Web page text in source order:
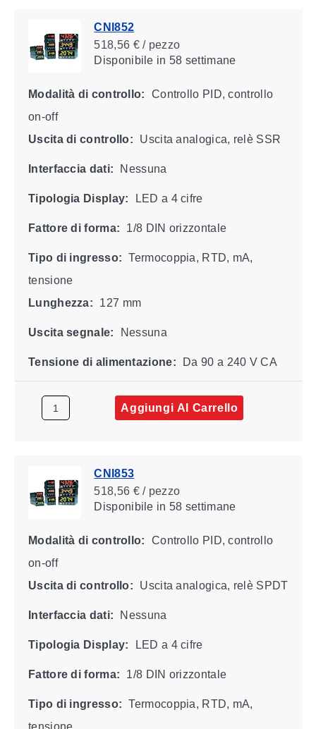
CNI852
518,56 € / pezzo
Disponibile in 58 settimane
Modalità di controllo:
Controllo PID, controllo
on-off
Uscita di controllo:
Uscita analogica, relè SSR
Interfaccia dati: Nessuna
Tipologia Display: LED a 4 cifre
Fattore di forma: 1/8 DIN orizzontale
Tipo di ingresso: Termocoppia, RTD, mA,
tensione
Lunghezza:
127 mm
Uscita segnale: Nessuna
Tensione di alimentazione: Da 90 a 240 V CA
Aggiungi Al Carrello
CNI853
518,56 € / pezzo
Disponibile in 58 settimane
Modalità di controllo:
Controllo PID, controllo
on-off
Uscita di controllo:
Uscita analogica, relè SPDT
Interfaccia dati: Nessuna
Tipologia Display: LED a 4 cifre
Fattore di forma: 1/8 DIN orizzontale
Tipo di ingresso: Termocoppia, RTD, mA,
tensione